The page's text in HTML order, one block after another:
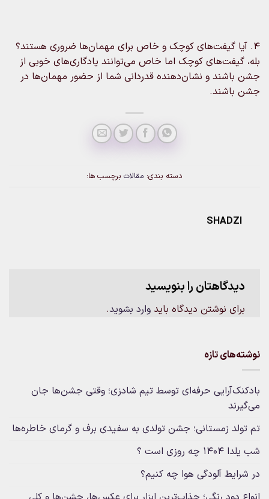
4. آیا گیفت‌های کوچک و خاص برای مهمان‌ها ضروری هستند؟
بله، گیفت‌های کوچک اما خاص می‌توانند یادگاری‌های خوبی از
جشن باشند و نشان‌دهنده قدردانی شما از حضور مهمان‌ها در
جشن باشند.
دسته بندی: مقالات برچسب ها:
SHADZI
دیدگاهتان را بنویسید
برای نوشتن دیدگاه باید وارد بشوید.
نوشته‌های تازه
بادکنک‌آرایی حرفه‌ای توسط تیم شادزی؛ وقتی جشن‌ها جان
می‌گیرند
تم تولد زمستانی؛ جشن تولدی به سفیدی برف و گرمای خاطره‌ها
شب یلدا 1404 چه روزی است ؟
در شرایط آلودگی هوا چه کنیم؟